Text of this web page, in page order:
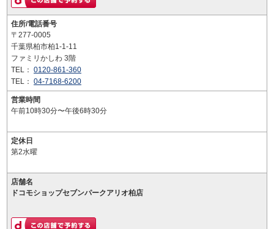
住所/電話番号
〒277-0005
千葉県柏市柏1-1-11
ファミリかしわ 3階
TEL： 0120-861-360
TEL： 04-7168-6200
営業時間
午前10時30分〜午後6時30分
定休日
第2水曜
店舗名
ドコモショップセブンパークアリオ柏店